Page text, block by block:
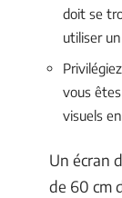
doit se
utiliser
vous
visuels
Un écran
de 60 cm